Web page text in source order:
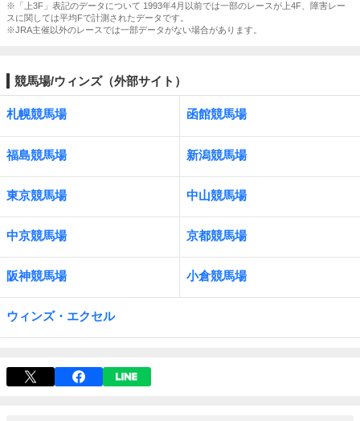
※「上3F」表記のデータについて 1993年4月以前では一部のレースが上4F、障害レー
スに関しては平均Fで計測されたデータです。
※JRA主催以外のレースでは一部データがない場合があります。
競馬場/ウィンズ（外部サイト）
札幌競馬場 函館競馬場
福島競馬場 新潟競馬場
東京競馬場 中山競馬場
中京競馬場 京都競馬場
阪神競馬場 小倉競馬場
ウィンズ・エクセル